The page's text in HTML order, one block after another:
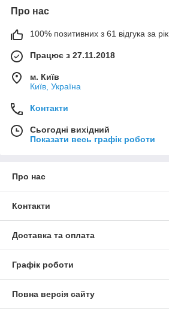
Про нас
100% позитивних з 61 відгука за рік
Працює з 27.11.2018
м. Київ
Київ, Україна
Контакти
Сьогодні вихідний
Показати весь графік роботи
Про нас
Контакти
Доставка та оплата
Графік роботи
Повна версія сайту